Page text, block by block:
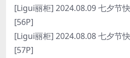
[Ligui丽柜] 2024.08.09 七夕节
[56P]
[Ligui丽柜] 2024.08.08 七夕节
[57P]